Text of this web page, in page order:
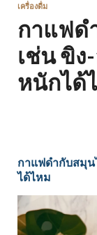
เครื่องดื่ม
กาแฟด
เช่น ขิง
หนักได้
กาแฟดำกับสมุน
ได้ไหม